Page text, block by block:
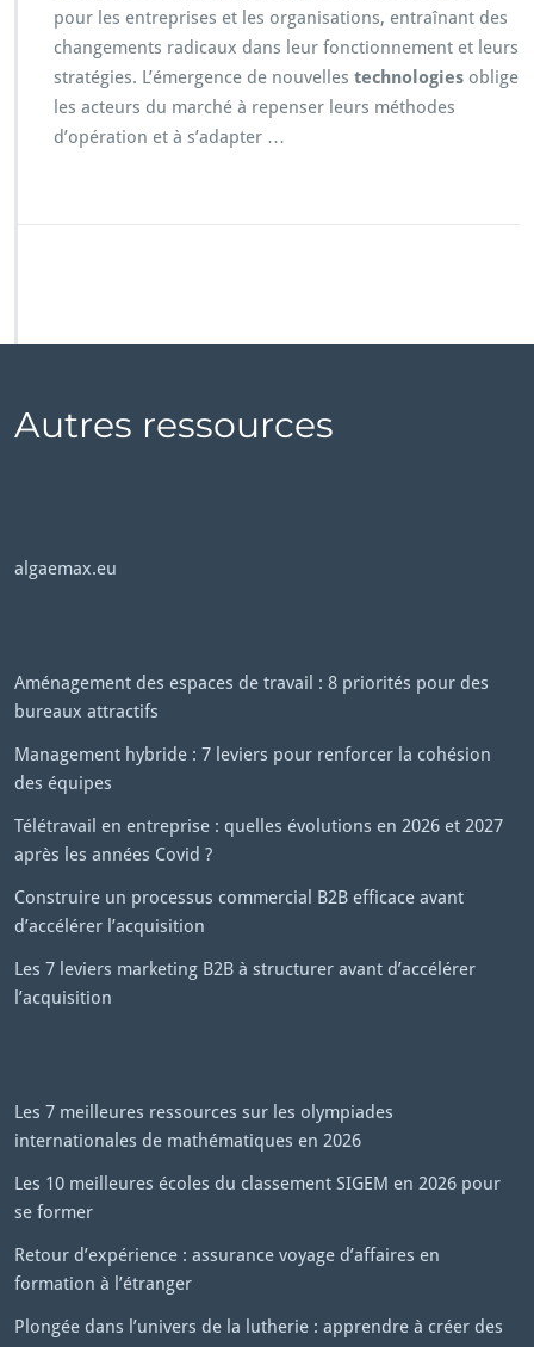
pour les entreprises et les organisations, entraînant des
changements radicaux dans leur fonctionnement et leurs
stratégies. L’émergence de nouvelles technologies oblige
les acteurs du marché à repenser leurs méthodes
d’opération et à s’adapter …
Autres ressources
algaemax.eu
Aménagement des espaces de travail : 8 priorités pour des
bureaux attractifs
Management hybride : 7 leviers pour renforcer la cohésion
des équipes
Télétravail en entreprise : quelles évolutions en 2026 et 2027
après les années Covid ?
Construire un processus commercial B2B efficace avant
d’accélérer l’acquisition
Les 7 leviers marketing B2B à structurer avant d’accélérer
l’acquisition
Les 7 meilleures ressources sur les olympiades
internationales de mathématiques en 2026
Les 10 meilleures écoles du classement SIGEM en 2026 pour
se former
Retour d’expérience : assurance voyage d’affaires en
formation à l’étranger
Plongée dans l’univers de la lutherie : apprendre à créer des